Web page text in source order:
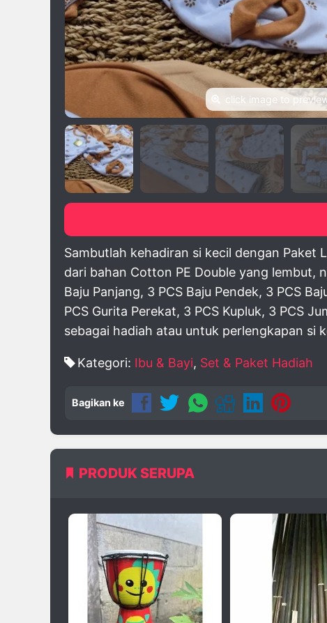
click image to
Sambutlah kehadiran si kecil dengan Paket
dari bahan Cotton PE Double yang lembut,
Baju Panjang, 3 PCS Baju Pendek, 3 PCS
PCS Gurita Perekat, 3 PCS Kupluk, 3 PCS
sebagai hadiah atau untuk perlengkapan si
Kategori: Ibu & Bayi, Set & Paket Hadiah
Bagikan ke
PRODUK SERUPA